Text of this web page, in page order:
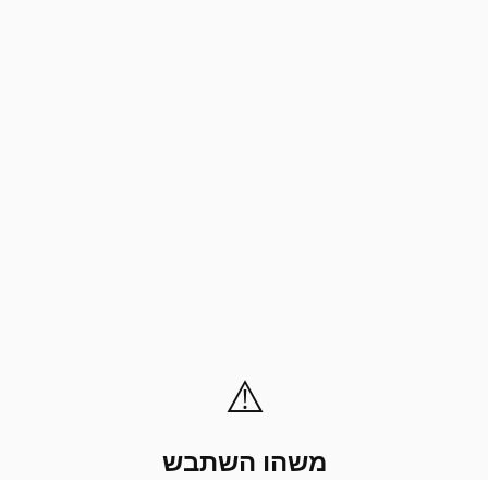
⚠️
משהו השתבש